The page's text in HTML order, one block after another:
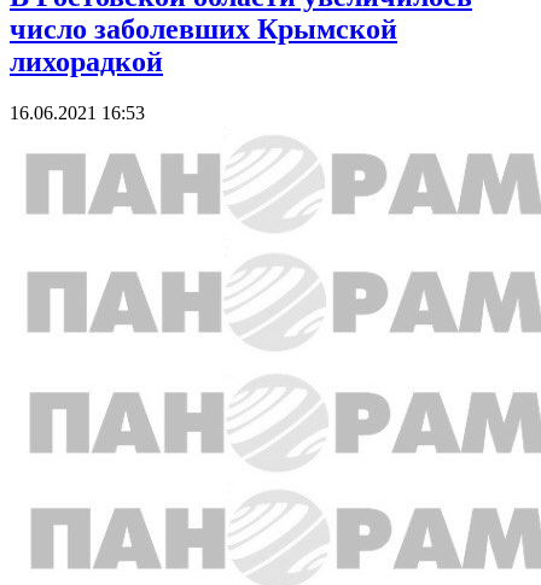
число заболевших Крымской
лихорадкой
16.06.2021 16:53